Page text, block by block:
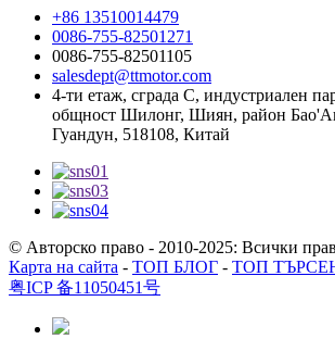
+86 13510014479
0086-755-82501271
0086-755-82501105
salesdept@ttmotor.com
4-ти етаж, сграда C, индустриален
общност Шилонг, Шиян, район
Гуандун, 518108, Китай
© Авторско право - 2010-2025: Всички
Карта на сайта - ТОП БЛОГ - ТОП
粤ICP 备11050451号